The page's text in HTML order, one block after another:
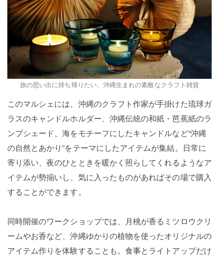
旅の思い出に持ち帰りたい、沖縄生まれの素敵なクラフト雑貨
このマルシェには、沖縄のクラフト作家が手掛けた琉球ガ
ラスのキャンドルホルダー、沖縄伝統の和紙・芭蕉紙のラ
ンプシェード、海をモチーフにしたキャンドルなど“沖縄
の自然とあかり”をテーマにしたアイテムが集結。日常に
寄り添い、夜のひとときを暖かく照らしてくれるようなア
イテムが勢揃いし、気に入ったものがあればその場で購入
することができます。
同時開催のワークショップでは、月桃が香るミツロウクリ
ームやお香など、沖縄ゆかりの植物を使ったオリジナルの
アイテム作りを体験することも。食事とライトアップだけ